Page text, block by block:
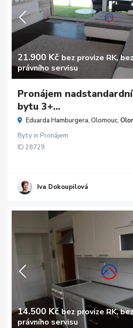
21.900 Kč bez provize RK,
právního servisu
Pronájem
bytu 3+...
Eduarda Hamburgera, Olomouc,
Bytyin Pronájem
ID 28729
Iva Dokoupilová
14.500 Kčbez provize RK,
právního servisu